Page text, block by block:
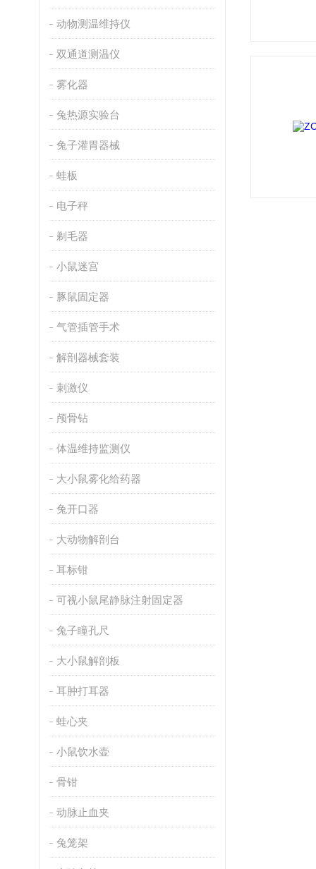
动物测温维持仪
双通道测温仪
雾化器
兔热源实验台
兔子灌胃器械
蛙板
电子秤
剃毛器
小鼠迷宫
豚鼠固定器
气管插管手术
解剖器械套装
刺激仪
颅骨钻
体温维持监测仪
大小鼠雾化给药器
兔开口器
大动物解剖台
耳标钳
可视小鼠尾静脉注射固定器
兔子瞳孔尺
大小鼠解剖板
耳肿打耳器
蛙心夹
小鼠饮水壶
骨钳
动脉止血夹
兔笼架